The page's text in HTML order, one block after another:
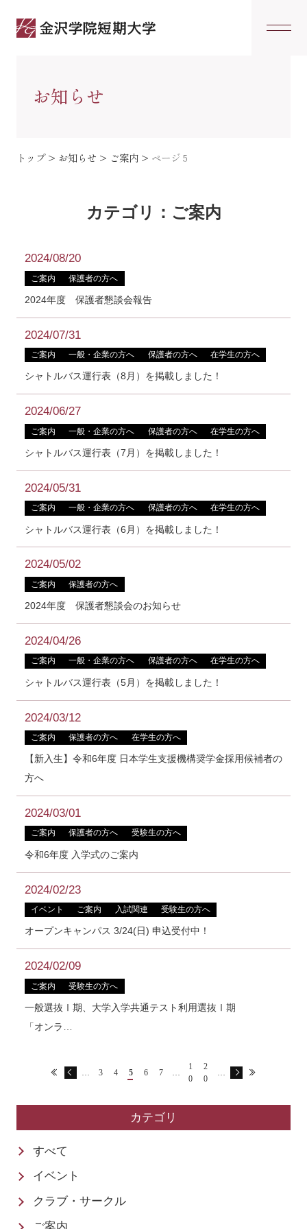
お知らせ
トップ> お知らせ > ご案内> ページ 5
カテゴリ：ご案内
2024/08/20
ご案内 保護者の方へ
2024年度 保護者懇談会報告
2024/07/31
ご案内 一般・企業の方へ 保護者の方へ 在学生の方へ
シャトルバス運行表（8月）を掲載しました！
2024/06/27
ご案内 一般・企業の方へ 保護者の方へ 在学生の方へ
シャトルバス運行表（7月）を掲載しました！
2024/05/31
ご案内 一般・企業の方へ 保護者の方へ 在学生の方へ
シャトルバス運行表（6月）を掲載しました！
2024/05/02
ご案内 保護者の方へ
2024年度 保護者懇談会のお知らせ
2024/04/26
ご案内 一般・企業の方へ 保護者の方へ 在学生の方へ
シャトルバス運行表（5月）を掲載しました！
2024/03/12
ご案内 保護者の方へ 在学生の方へ
【新入生】令和6年度 日本学生支援機構奨学金採用候補者の
方へ
2024/03/01
ご案内 保護者の方へ 受験生の方へ
令和6年度 入学式のご案内
2024/02/23
イベント ご案内 入試関連 受験生の方へ
オープンキャンパス 3/24(日) 申込受付中！
2024/02/09
ご案内 受験生の方へ
一般選抜Ⅰ期、大学入学共通テスト利用選抜Ⅰ期
「オンラ…
… 3 4 5 6 7 …
1
0
2
0
…
カテゴリ
すべて
イベント
クラブ・サークル